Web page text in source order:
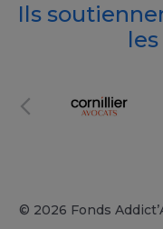
Ils
© 2026 Fonds